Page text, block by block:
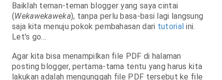
Baiklah teman-teman blogger yang saya cintai
(Wekawekaweka), tanpa perlu basa-basi lagi langsung
saja kita menuju pokok pembahasan dari tutorial ini.
Let's go...
Agar kita bisa menampilkan file PDF di halaman
posting blogger, pertama-tama tentu yang harus kita
lakukan adalah mengunggah file PDF tersebut ke file